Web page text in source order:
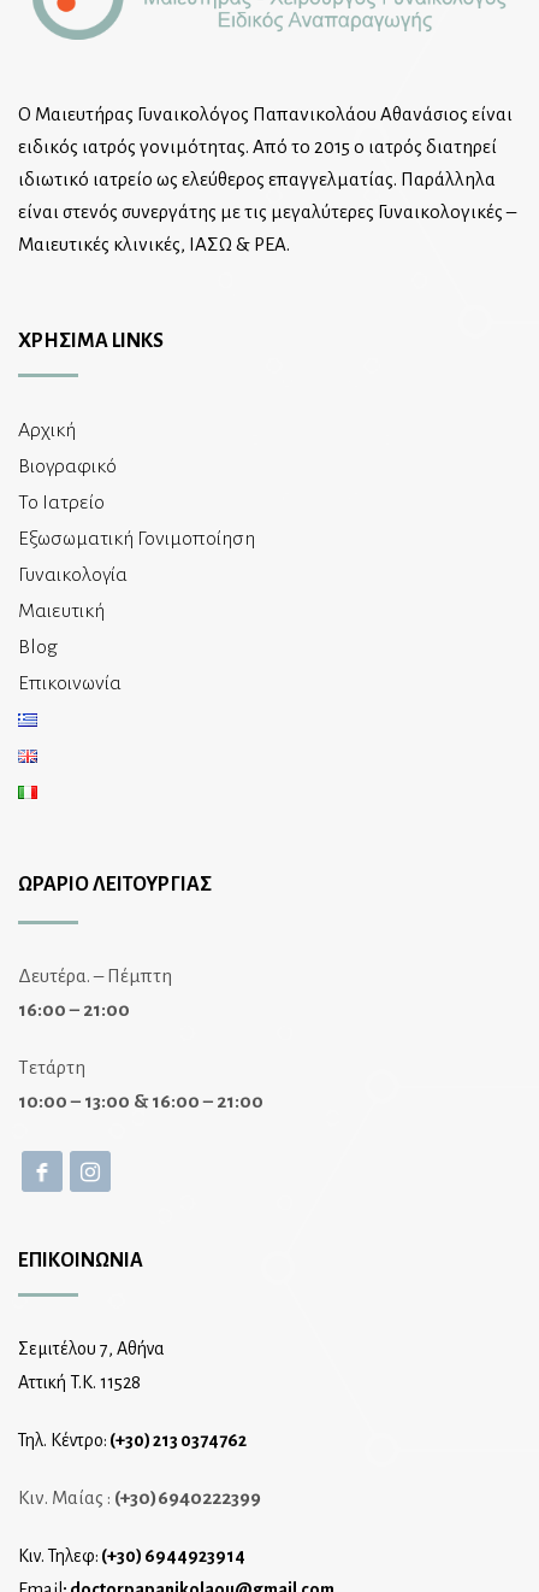
Ο Μαιευτήρας Γυναικολόγος Παπανικολάου Αθανάσιος είναι
ειδικός ιατρός γονιμότητας. Από το 2015 ο ιατρός διατηρεί
ιδιωτικό ιατρείο ως ελεύθερος επαγγελματίας. Παράλληλα
είναι στενός συνεργάτης με τις μεγαλύτερες Γυναικολογικές –
Μαιευτικές κλινικές, ΙΑΣΩ & ΡΕΑ.
ΧΡΗΣΙΜΑ LINKS
Αρχική
Βιογραφικό
Το Ιατρείο
Εξωσωματική Γονιμοποίηση
Γυναικολογία
Μαιευτική
Blog
Επικοινωνία
ΩΡΑΡΙΟ ΛΕΙΤΟΥΡΓΙΑΣ
Δευτέρα. – Πέμπτη
16:00 – 21:00
Τετάρτη
10:00 – 13:00 & 16:00 – 21:00
ΕΠΙΚΟΙΝΩΝΙΑ
Σεμιτέλου 7, Αθήνα
Αττική T.K. 11528
Τηλ. Κέντρο: (+30) 213 0374762
Κιν. Μαίας : (+30)6940222399
Κιν. Τηλεφ: (+30) 6944923914